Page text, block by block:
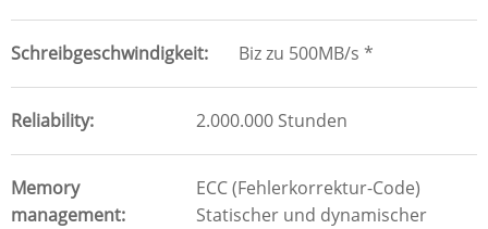
Schreibgeschwindigkeit Biz zu 500MB/s *
Reliability 2.000.000 Stunden
Memory
management
ECC (Fehlerkorrektur-Code)
Statischer und dynamischer